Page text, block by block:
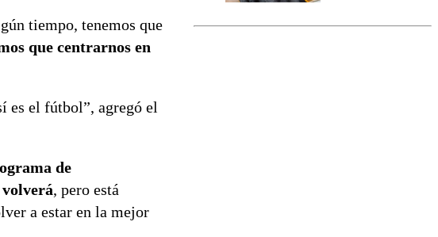
tiempo, tenemos que
que centrarnos en
es el fútbol”, agregó el
de
, pero está
a estar en la mejor
el fin de la